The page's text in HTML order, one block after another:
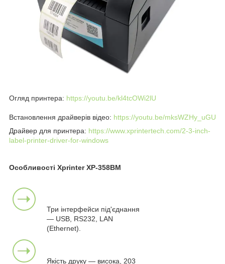
Огляд принтера: https://youtu.be/kl4tcOWi2lU
Встановлення драйверів відео: https://youtu.be/mksWZHy_uGU
Драйвер для принтера: https://www.xprintertech.com/2-3-inch-
label-printer-driver-for-windows
Особливості Xprinter XP-358BM
Три інтерфейси під'єднання
— USB, RS232, LAN
(Ethernet).
Якість друку — висока, 203